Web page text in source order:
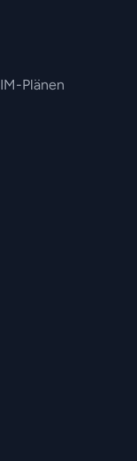
Plänen